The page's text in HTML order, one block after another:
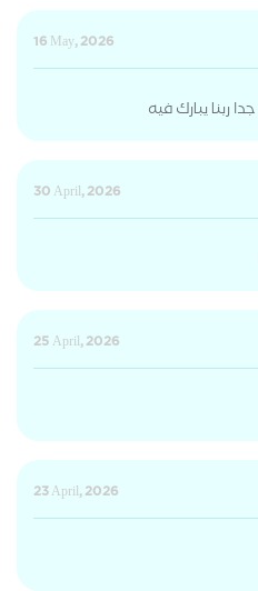
16 May, 2026
30 April, 2026
25 April, 2026
23 April, 2026